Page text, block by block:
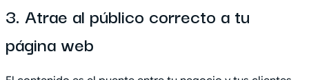
3. Atrae al público correcto a tu
página web